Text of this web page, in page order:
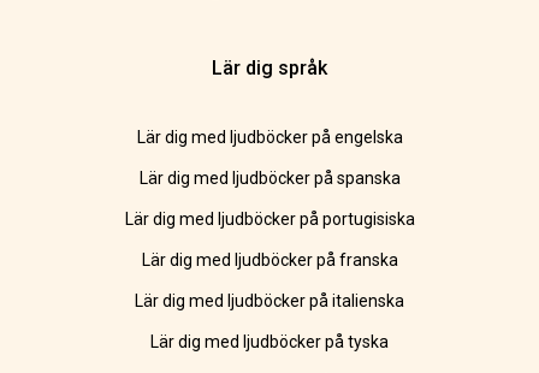
Lär dig språk
Lär dig med ljudböcker på engelska
Lär dig med ljudböcker på spanska
Lär dig med ljudböcker på portugisiska
Lär dig med ljudböcker på franska
Lär dig med ljudböcker på italienska
Lär dig med ljudböcker på tyska